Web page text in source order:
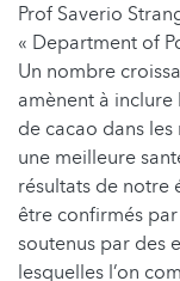
Prof Saverio
« Department of
Un nombre
amènent à
de cacao dans
une meilleure
résultats de notre
être confirmés
soutenus par des
lesquelles l’on